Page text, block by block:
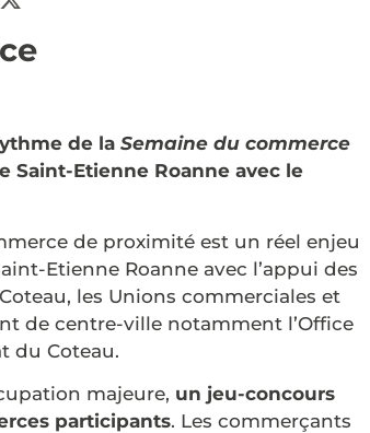
de la Semaine du commerce
Saint-Etienne Roanne avec le
de proximité est un réel enjeu
Etienne Roanne avec l’appui des
les Unions commerciales et
de centre-ville notamment l’Office
du Coteau.
majeure, un jeu-concours
participants. Les commerçants